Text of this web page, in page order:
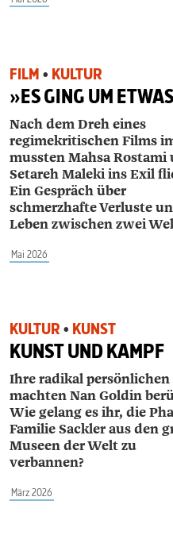
FILM • KULTUR
»ES GING UM
Nach dem Dreh eines
regimekritischen Films
mussten Mahsa
Setareh ­Maleki ins Exil
Ein Gespräch über
schmerzhafte Verluste
Leben zwischen zwei
Mai 2026
KULTUR • KUNST
KUNST UND KAMPF
Ihre radikal persönlichen
machten Nan Goldin
Wie gelang es ihr, die
Familie ­Sackler aus den
Museen der Welt zu
verbannen?
März 2026